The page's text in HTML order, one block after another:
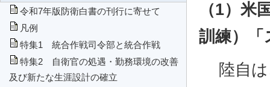
令和7年版防衛白書の刊行に寄せて
凡例
特集1 統合作戦司令部と統合作戦
特集2 自衛官の処遇・勤務環境の改善
及び新たな生涯設計の確立
（1）米
訓練）「
陸自